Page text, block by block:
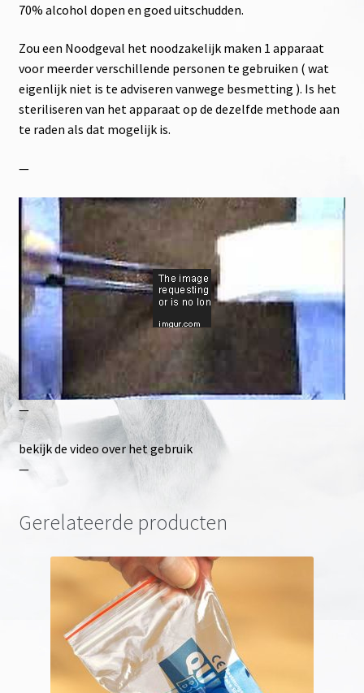
70% alcohol dopen en goed uitschudden.
Zou een Noodgeval het noodzakelijk maken 1 apparaat
voor meerder verschillende personen te gebruiken ( wat
eigenlijk niet is te adviseren vanwege besmetting ). Is het
steriliseren van het apparaat op de dezelfde methode aan
te raden als dat mogelijk is.
—
—
bekijk de video over het gebruik
—
Gerelateerde producten